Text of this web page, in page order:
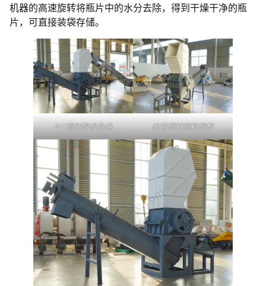
机器的高速旋转将瓶片中的水分去除，得到干燥干净的瓶
片，可直接装袋存储。
PET瓶破碎机价格 出售塑料瓶粉碎机